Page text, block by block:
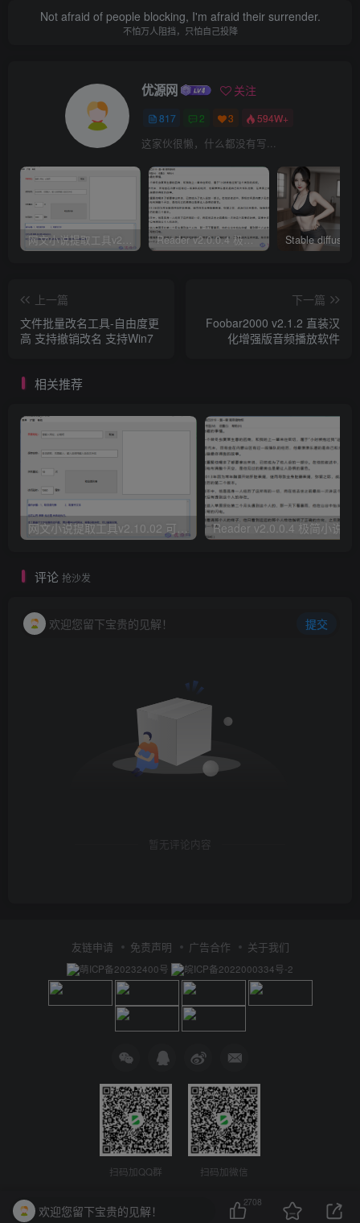
Not afraid of people blocking, I'm afraid their surrender.
不怕万人阻挡，只怕自己投降
优源网 关注
817 2 3 594W+
这家伙很懒，什么都没有写...
Reader v2.0.0.4 极简小说阅读器支持导入在线及离线书源
上一篇
文件批量改名工具-自由度更
高 支持撤销改名 支持Win7
下一篇
Foobar2000 v2.1.2 直装汉
化增强版音频播放软件
相关推荐
评论 抢沙发
欢迎您留下宝贵的见解！ 提交
暂无评论内容
友链申请 免责声明 广告合作 关于我们
萌ICP备20232400号 皖ICP备2022000334号-2
扫码加QQ群 扫码加微信
欢迎您留下宝贵的见解！
2708